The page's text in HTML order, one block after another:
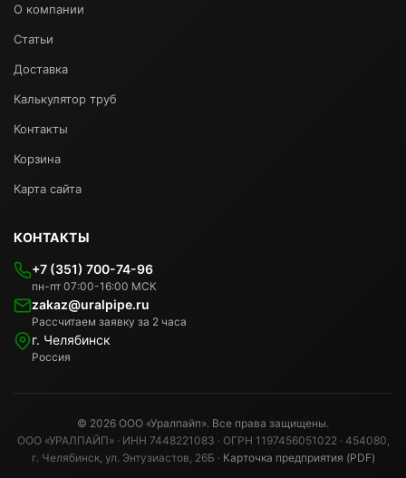
О компании
Статьи
Доставка
Калькулятор труб
Контакты
Корзина
Карта сайта
КОНТАКТЫ
+7 (351) 700-74-96
пн-пт 07:00-16:00 МСК
zakaz@uralpipe.ru
Рассчитаем заявку за 2 часа
г. Челябинск
Россия
© 2026 ООО «Уралпайп». Все права защищены.
ООО «УРАЛПАЙП» · ИНН 7448221083 · ОГРН 1197456051022 · 454080,
г. Челябинск, ул. Энтузиастов, 26Б · Карточка предприятия (PDF)